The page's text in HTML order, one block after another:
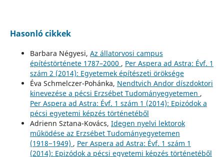
Hasonló cikkek
Barbara Négyesi, Az állatorvosi campus
építéstörténete 1787–2000 , Per Aspera ad Astra: Évf. 1
szám 2 (2014): Egyetemek építészeti öröksége
Éva Schmelczer-Pohánka, Nendtvich Andor díszdoktori
kinevezése a pécsi Erzsébet Tudományegyetemen ,
Per Aspera ad Astra: Évf. 1 szám 1 (2014): Epizódok a
pécsi egyetemi képzés történetéből
Adrienn Sztana-Kovács, Idegen nyelvi lektorok
működése az Erzsébet Tudományegyetemen
(1918−1949) , Per Aspera ad Astra: Évf. 1 szám 1
(2014): Epizódok a pécsi egyetemi képzés történetéből